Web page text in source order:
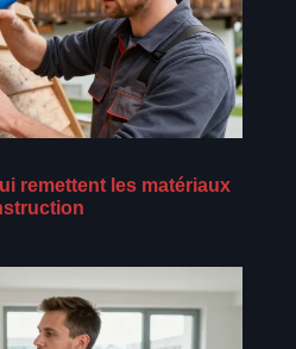
remettent les matériaux